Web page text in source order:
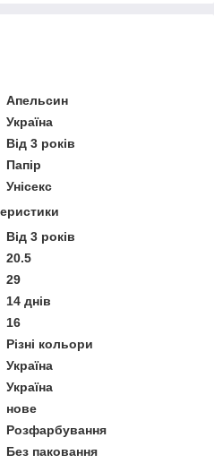
Апельсин
Україна
Від 3 років
Папір
Унісекс
Від 3 років
20.5
29
14 днів
16
Різні кольори
Україна
Україна
нове
Розфарбування
Без паковання